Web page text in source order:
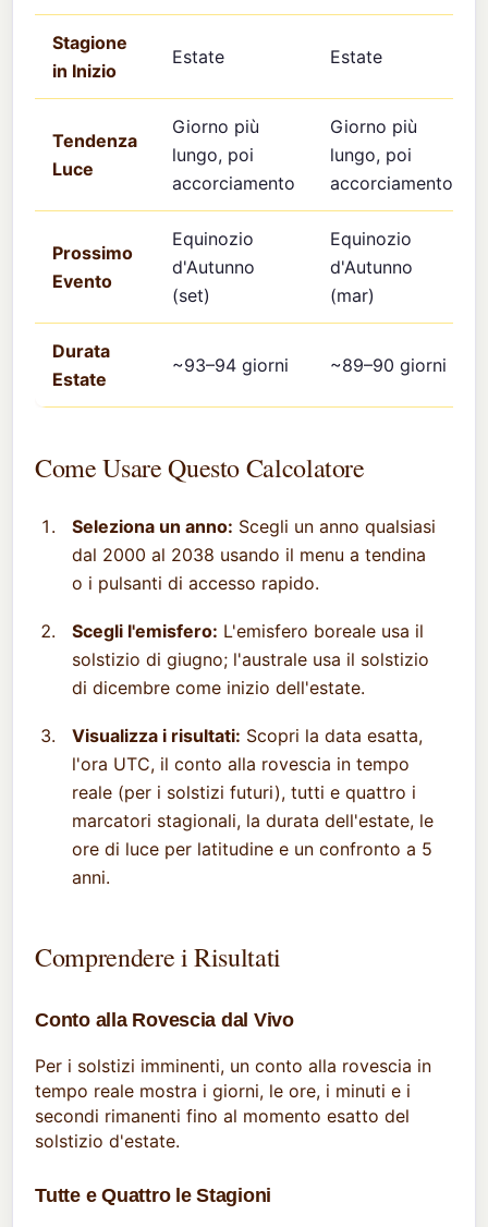
Stagione
in Inizio
Estate Estate
Tendenza
Luce
Giorno più
lungo, poi
accorciamento
Giorno più
lungo, poi
accorciamento
Prossimo
Evento
Equinozio
d'Autunno
(set)
Equinozio
d'Autunno
(mar)
Durata
Estate
~93–94 giorni ~89–90 giorni
Come Usare Questo Calcolatore
Seleziona un anno: Scegli un anno qualsiasi
dal 2000 al 2038 usando il menu a tendina
o i pulsanti di accesso rapido.
Scegli l'emisfero: L'emisfero boreale usa il
solstizio di giugno; l'australe usa il solstizio
di dicembre come inizio dell'estate.
Visualizza i risultati: Scopri la data esatta,
l'ora UTC, il conto alla rovescia in tempo
reale (per i solstizi futuri), tutti e quattro i
marcatori stagionali, la durata dell'estate, le
ore di luce per latitudine e un confronto a 5
anni.
Comprendere i Risultati
Conto alla Rovescia dal Vivo
Per i solstizi imminenti, un conto alla rovescia in
tempo reale mostra i giorni, le ore, i minuti e i
secondi rimanenti fino al momento esatto del
solstizio d'estate.
Tutte e Quattro le Stagioni